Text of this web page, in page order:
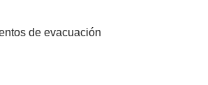
de evacuación